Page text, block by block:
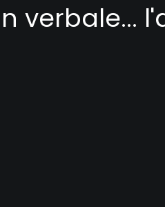
verbale...